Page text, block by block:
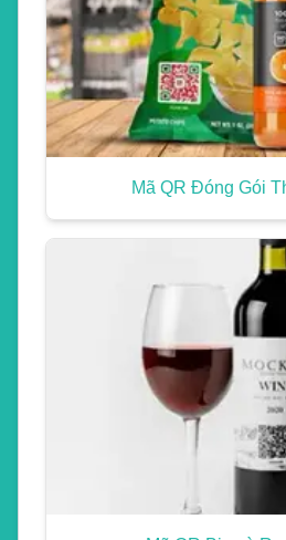
Mã QR Đóng Gói